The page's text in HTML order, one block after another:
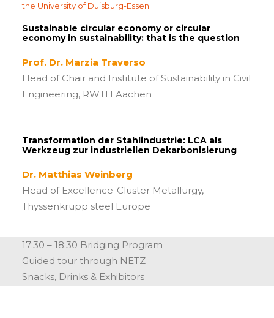
the University of Duisburg-Essen
Sustainable circular economy or circular
economy in sustainability: that is the question
Prof. Dr. Marzia Traverso
Head of Chair and Institute of Sustainability in Civil
Engineering, RWTH Aachen
Transformation der Stahlindustrie: LCA als
Werkzeug zur industriellen Dekarbonisierung
Dr. Matthias Weinberg
Head of Excellence-Cluster Metallurgy,
Thyssenkrupp steel Europe
17:30 – 18:30 Bridging Program
Guided tour through NETZ
Snacks, Drinks & Exhibitors